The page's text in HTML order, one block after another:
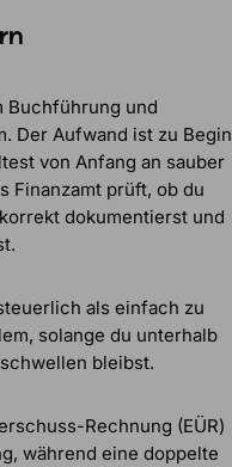
Buchführung und
Der Aufwand ist zu
von Anfang an sauber
Finanzamt prüft, ob du
dokumentierst und
als einfach zu
solange du unterhalb
bleibst.
Rechnung (EÜR)
während eine doppelte